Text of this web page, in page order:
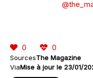
0 0
SourcesThe Magazine
ViaMise à jour le 23/01/